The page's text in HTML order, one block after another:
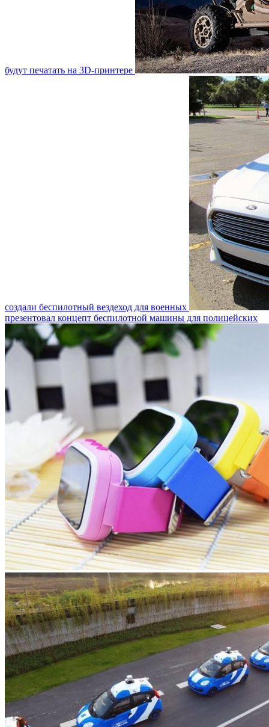
будут печатать на 3D-принтере
создали беспилотный вездеход для военных
презентовал концепт беспилотной машины для полицейских